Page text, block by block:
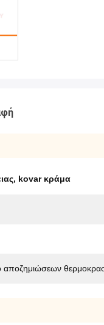
, kovar κράμα
αποζημιώσεων